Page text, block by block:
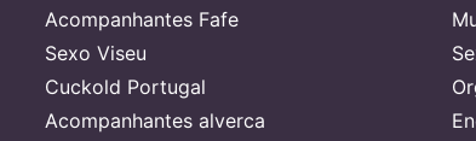
Acompanhantes Fafe
Sexo Viseu
Cuckold Portugal
Acompanhantes alverca